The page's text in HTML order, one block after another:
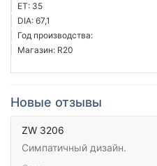
ET: 35
DIA: 67,1
Год производства:
Магазин: R20
Новые отзывы
ZW 3206
Симпатичный дизайн.